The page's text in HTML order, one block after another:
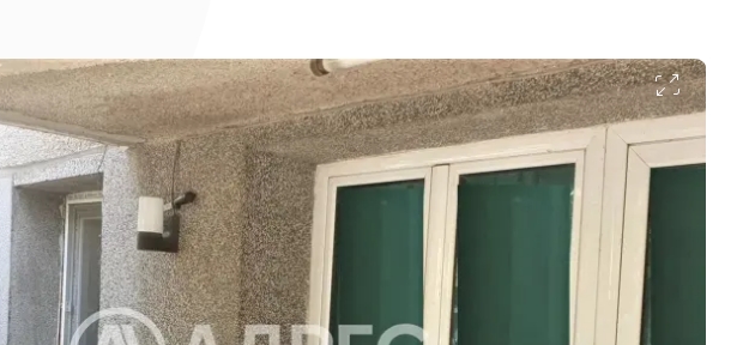
Ново
строителство
Пловдив
Ново
строителство
Бургас
Проекти ново
строителство